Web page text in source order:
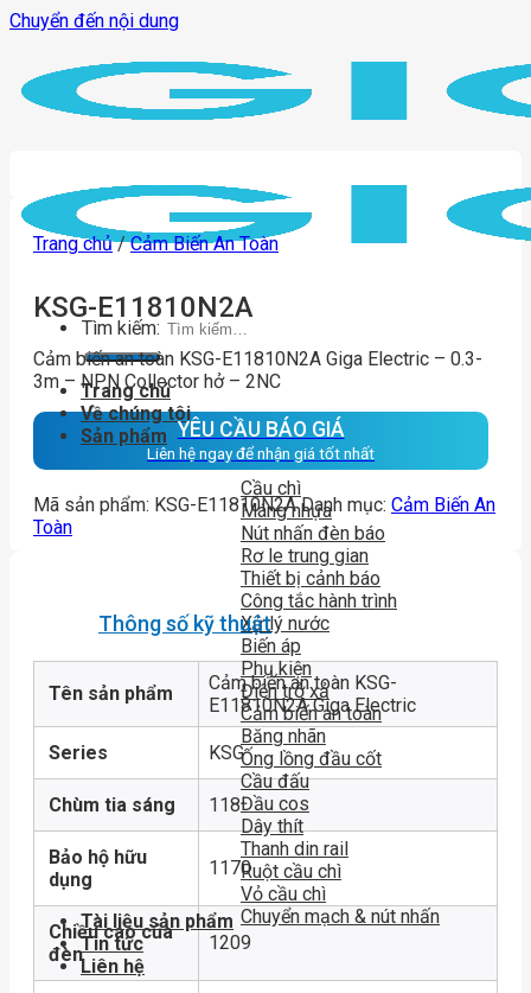
Chuyển đến nội dung
Tìm kiếm:
Trang chủ
Về chúng tôi
Sản phẩm
Cầu chì
Máng nhựa
Nút nhấn đèn báo
Rơ le trung gian
Thiết bị cảnh báo
Công tắc hành trình
Xử lý nước
Biến áp
Phụ kiện
Điện trở xả
Cảm biến an toàn
Băng nhãn
Ống lồng đầu cốt
Cầu đấu
Đầu cos
Dây thít
Thanh din rail
Ruột cầu chì
Vỏ cầu chì
Chuyển mạch & nút nhấn
Tài liệu sản phẩm
Tin tức
Liên hệ
Trang chủ / Cảm Biến An Toàn
KSG-E11810N2A
Cảm biến an toàn KSG-E11810N2A Giga Electric – 0.3-
3m – NPN Collector hở – 2NC
YÊU CẦU BÁO GIÁ
Liên hệ ngay để nhận giá tốt nhất
Mã sản phẩm: KSG-E11810N2A Danh mục: Cảm Biến An
Toàn
Thông số kỹ thuật
Tên sản phẩm
Cảm biến an toàn KSG-
E11810N2A Giga Electric
Series KSG
Chùm tia sáng 118
Bảo hộ hữu
dụng
1170
Chiều cao của
đèn
1209